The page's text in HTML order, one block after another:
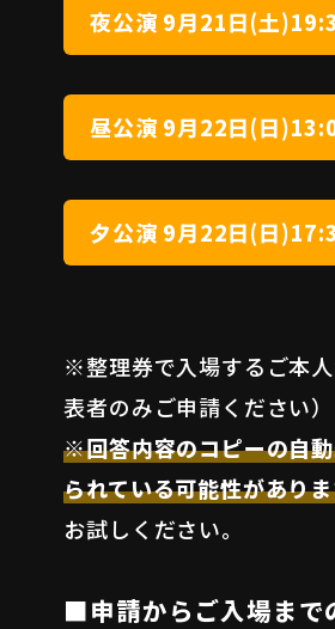
夜公演 9月21日(土
昼公演 9月22日(日
夕公演 9月22日(日
※整理券で入場するご本
表者のみご申請ください）
※回答内容のコピーの自
られている可能性があり
お試しください。
■申請からご入場まで